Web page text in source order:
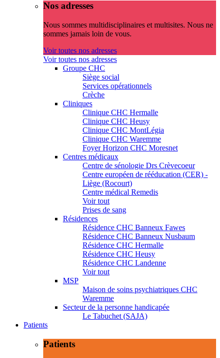
Nos adresses
Nous sommes multidisciplinaires et multisites. Nous ne
sommes jamais loin de vous.
Voir toutes nos adresses
Voir toutes nos adresses
Groupe CHC
Siège social
Services opérationnels
Crèche
Cliniques
Clinique CHC Hermalle
Clinique CHC Heusy
Clinique CHC MontLégia
Clinique CHC Waremme
Foyer Horizon CHC Moresnet
Centres médicaux
Centre de sénologie Drs Crèvecoeur
Centre européen de rééducation (CER) -
Liège (Rocourt)
Centre médical Remedis
Voir tout
Prises de sang
Résidences
Résidence CHC Banneux Fawes
Résidence CHC Banneux Nusbaum
Résidence CHC Hermalle
Résidence CHC Heusy
Résidence CHC Landenne
Voir tout
MSP
Maison de soins psychiatriques CHC
Waremme
Secteur de la personne handicapée
Le Tabuchet (SAJA)
Patients
Patients